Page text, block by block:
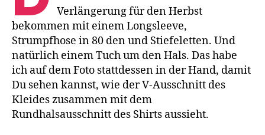
Verlängerung für den Herbst
bekommen mit einem Longsleeve,
Strumpfhose in 80 den und Stiefeletten. Und
natürlich einem Tuch um den Hals. Das habe
ich auf dem Foto stattdessen in der Hand, damit
Du sehen kannst, wie der V-Ausschnitt des
Kleides zusammen mit dem
Rundhalsausschnitt des Shirts aussieht.